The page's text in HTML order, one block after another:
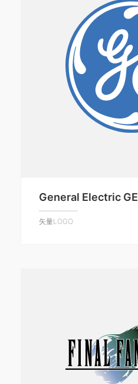
General Electric GE
矢量LOGO